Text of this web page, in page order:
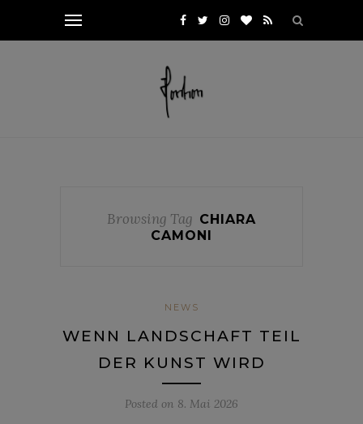
Browsing Tag CHIARA
CAMONI
NEWS
WENN LANDSCHAFT TEIL
DER KUNST WIRD
Posted on 8. Mai 2026